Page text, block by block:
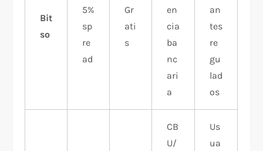
Bit
so
5%
sp
re
ad
Gr
ati
s
en
cia
ba
nc
ari
a
an
tes
re
gu
lad
os
CB
U/
Us
ua